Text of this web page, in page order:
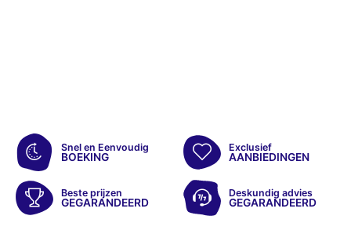
Snel en Eenvoudig
BOEKING
Exclusief
AANBIEDINGEN
Beste prijzen
GEGARANDEERD
Deskundig advies
GEGARANDEERD